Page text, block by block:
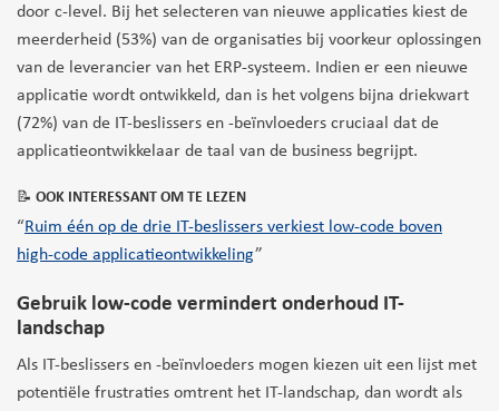
door c-level. Bij het selecteren van nieuwe applicaties kiest de
meerderheid (53%) van de organisaties bij voorkeur oplossingen
van de leverancier van het ERP-systeem. Indien er een nieuwe
applicatie wordt ontwikkeld, dan is het volgens bijna driekwart
(72%) van de IT-beslissers en -beïnvloeders cruciaal dat de
applicatieontwikkelaar de taal van de business begrijpt.
📝 OOK INTERESSANT OM TE LEZEN
“Ruim één op de drie IT-beslissers verkiest low-code boven
high-code applicatieontwikkeling”
Gebruik low-code vermindert onderhoud IT-
landschap
Als IT-beslissers en -beïnvloeders mogen kiezen uit een lijst met
potentiële frustraties omtrent het IT-landschap, dan wordt als